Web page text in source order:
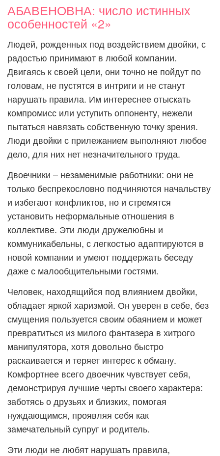
АБАВЕНОВНА: число истинных
особенностей «2»
Людей, рожденных под воздействием двойки, с
радостью принимают в любой компании.
Двигаясь к своей цели, они точно не пойдут по
головам, не пустятся в интриги и не станут
нарушать правила. Им интереснее отыскать
компромисс или уступить оппоненту, нежели
пытаться навязать собственную точку зрения.
Люди двойки с прилежанием выполняют любое
дело, для них нет незначительного труда.
Двоечники – незаменимые работники: они не
только беспрекословно подчиняются начальству
и избегают конфликтов, но и стремятся
установить неформальные отношения в
коллективе. Эти люди дружелюбны и
коммуникабельны, с легкостью адаптируются в
новой компании и умеют поддержать беседу
даже с малообщительными гостями.
Человек, находящийся под влиянием двойки,
обладает яркой харизмой. Он уверен в себе, без
смущения пользуется своим обаянием и может
превратиться из милого фантазера в хитрого
манипулятора, хотя довольно быстро
раскаивается и теряет интерес к обману.
Комфортнее всего двоечник чувствует себя,
демонстрируя лучшие черты своего характера:
заботясь о друзьях и близких, помогая
нуждающимся, проявляя себя как
замечательный супруг и родитель.
Эти люди не любят нарушать правила,